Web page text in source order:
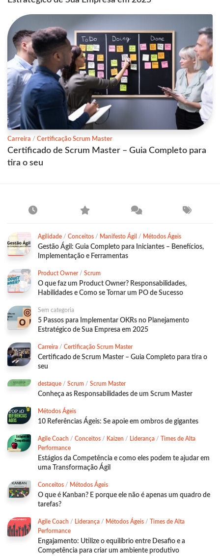
Carreira / Certificação Scrum Master
Certificado de Scrum Master – Guia Completo para
tira o seu
Agilidade / Conceitos / Manifesto Ágil / Métodos Ágeis
Gestão Ágil: Guia Completo para Iniciantes – Benefícios,
Implementação e Ferramentas
Product Owner/ Scrum
O que faz um Product Owner? Responsabilidades,
Habilidades e Como se Tornar um PO de Sucesso
Sem categoria
5 Passos para Implementar OKRs no Planejamento
Estratégico de Sua Empresa em 2025
Carreira / Certificação Scrum Master
Certificado de Scrum Master – Guia Completo para tira o
seu
destaque / Scrum / Scrum Master
Conheça as Responsabilidades de um Scrum Master
Métodos Ágeis
10 Referências Ágeis: Se apoie em ombros de gigantes
Agile Coach / Conceitos / Kaizen / Liderança / Times de Alta
Performance
Estágios da Competência e como eles podem te ajudar em
uma Transformação Ágil
Conceitos / Métodos Ágeis
O que é Kanban? E porque ele não é apenas um quadro de
tarefas?
Agile Coach / Liderança / Métodos Ágeis / Times de Alta
Performance
Engajamento: Utilize o equilíbrio entre Desafio e a
Competência para criar um ambiente produtivo